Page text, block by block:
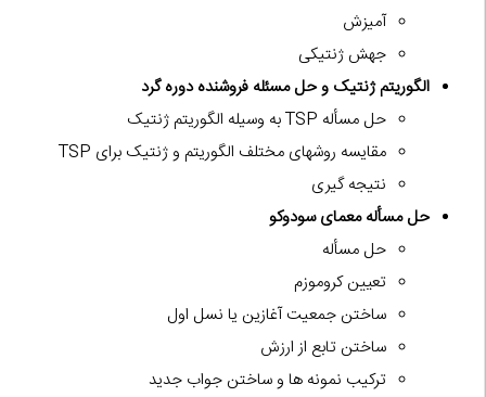
آمیزش
جهش ژنتیکی
الگوریتم ژنتیک و حل مسئله فروشنده دوره گرد
حل مسأله TSP به وسیله الگوریتم ژنتیک
مقایسه روشهای مختلف الگوریتم و ژنتیک برای TSP
نتیجه گیری
حل مسأله معمای سودوکو
حل مسأله
تعیین کروموزم
ساختن جمعیت آغازین یا نسل اول
ساختن تابع از ارزش
ترکیب نمونه ها و ساختن جواب جدید